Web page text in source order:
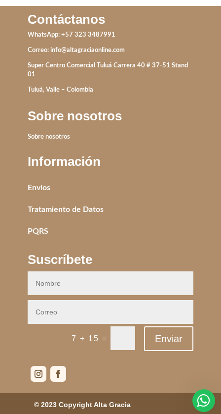
Contáctanos
WhatsApp: +57 323 3487991
Correo: info@altagraciaonline.com
Super Centro Comercial Tuluá Carrera 40 # 37-51 Stand
01
Tuluá, Valle – Colombia
Sobre nosotros
Sobre nosotros
Información
Envíos
Tratamiento de Datos
PQRS
Suscríbete
7 + 15 = Enviar
© 2023 Copyright Alta Gracia